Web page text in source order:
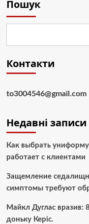
Пошук
Контакти
to3004546@gmail.com
Недавні записи
Как выбрать
работает с клиентами
Защемление
симптомы требуют
Майкл Дуглас вразив:
доньку Керіс.